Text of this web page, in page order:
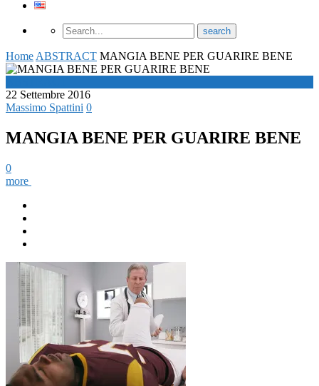
Home ABSTRACT MANGIA BENE PER GUARIRE BENE
22 Settembre 2016
Massimo Spattini 0
MANGIA BENE PER GUARIRE BENE
0
more